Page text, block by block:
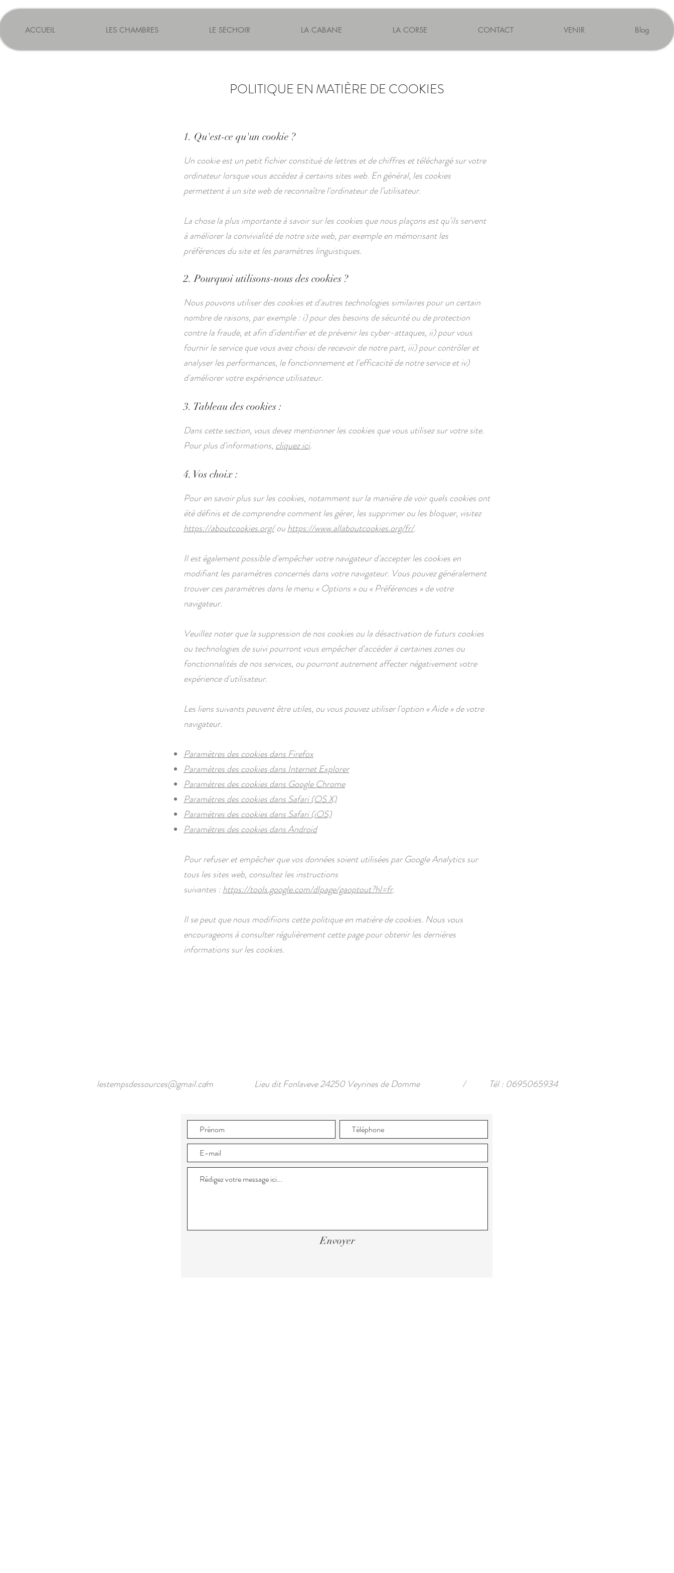
ACCUEIL LES CHAMBRES LE SECHOIR LA CABANE LA CORSE CONTACT VENIR Blog
POLITIQUE EN MATIÈRE DE COOKIES
1. Qu'est-ce qu'un cookie ?
Un cookie est un petit fichier constitué de lettres et de chiffres et téléchargé sur votre
ordinateur lorsque vous accédez à certains sites web. En général, les cookies
permettent à un site web de reconnaître l'ordinateur de l’utilisateur.
La chose la plus importante à savoir sur les cookies que nous plaçons est qu'ils servent
à améliorer la convivialité de notre site web, par exemple en mémorisant les
préférences du site et les paramètres linguistiques.
2. Pourquoi utilisons-nous des cookies ?
Nous pouvons utiliser des cookies et d'autres technologies similaires pour un certain
nombre de raisons, par exemple : i) pour des besoins de sécurité ou de protection
contre la fraude, et afin d'identifier et de prévenir les cyber-attaques, ii) pour vous
fournir le service que vous avez choisi de recevoir de notre part, iii) pour contrôler et
analyser les performances, le fonctionnement et l'efficacité de notre service et iv)
d'améliorer votre expérience utilisateur.
3. Tableau des cookies :
Dans cette section, vous devez mentionner les cookies que vous utilisez sur votre site.
Pour plus d'informations, cliquez ici.
4. Vos choix :
Pour en savoir plus sur les cookies, notamment sur la manière de voir quels cookies ont
été définis et de comprendre comment les gérer, les supprimer ou les bloquer, visitez
https://aboutcookies.org/ouhttps://www.allaboutcookies.org/fr/.
Il est également possible d'empêcher votre navigateur d'accepter les cookies en
modifiant les paramètres concernés dans votre navigateur. Vous pouvez généralement
trouver ces paramètres dans le menu«Options»ou«Préférences»de votre
navigateur.
Veuillez noter que la suppression de nos cookies ou la désactivation de futurs cookies
ou technologies de suivi pourront vous empêcher d'accéder à certaines zones ou
fonctionnalités de nos services, ou pourront autrement affecter négativement votre
expérience d'utilisateur.
Les liens suivants peuvent être utiles, ou vous pouvez utiliser l'option«Aide»de votre
navigateur.
Paramètres des cookies dans Firefox
Paramètres des cookies dans Internet Explorer
Paramètres des cookies dans Google Chrome
Paramètres des cookies dans Safari (OS X)
Paramètres des cookies dans Safari (iOS)
Paramètres des cookies dans Android
Pour refuser et empêcher que vos données soient utilisées par Google Analytics sur
tous les sites web, consultez les instructions
suivantes :https://tools.google.com/dlpage/gaoptout?hl=fr.
Il se peut que nous modifiions cette politique en matière de cookies. Nous vous
encourageons à consulter régulièrement cette page pour obtenir les dernières
informations sur les cookies.
Tél : 0695065934
lestempsdessources@gmail.com Lieu dit Fonlaveve 24250 Veyrines de Domme
/ /
Envoyer